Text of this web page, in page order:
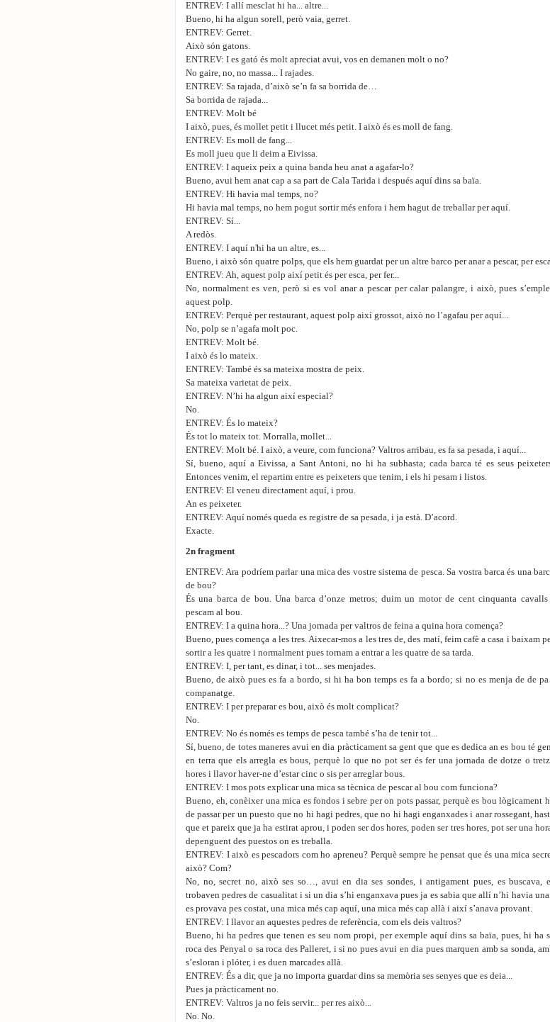
ENTREV: I allí mesclat hi ha... altre...
Bueno, hi ha algun sorell, però vaia, gerret.
ENTREV: Gerret.
Això són gatons.
ENTREV: I es gató és molt apreciat avui, vos en demanen molt o no?
No gaire, no, no massa... I rajades.
ENTREV: Sa rajada, d’això se’n fa sa borrida de…
Sa borrida de rajada...
ENTREV: Molt bé
I això, pues, és mollet petit i llucet més petit. I això és es moll de fang.
ENTREV: Es moll de fang...
Es moll jueu que li deim a Eivissa.
ENTREV: I aqueix peix a quina banda heu anat a agafar-lo?
Bueno, avui hem anat cap a sa part de Cala Tarida i después aquí dins sa baïa.
ENTREV: Hi havia mal temps, no?
Hi havia mal temps, no hem pogut sortir més enfora i hem hagut de treballar per aquí.
ENTREV: Sí...
A redòs.
ENTREV: I aquí n'hi ha un altre, es...
Bueno, i això són quatre polps, que els hem guardat per un altre barco per anar a pescar, per
ENTREV: Ah, aquest polp així petit és per esca, per fer...
No, normalment es ven, però si es vol anar a pescar per calar palangre, i això, pues
aquest polp.
ENTREV: Perquè per restaurant, aquest polp així grossot, això no l’agafau per aquí...
No, polp se n’agafa molt poc.
ENTREV: Molt bé.
I això és lo mateix.
ENTREV: També és sa mateixa mostra de peix.
Sa mateixa varietat de peix.
ENTREV: N’hi ha algun així especial?
No.
ENTREV: És lo mateix?
És tot lo mateix tot. Morralla, mollet...
ENTREV: Molt bé. I això, a veure, com funciona? Valtros arribau, es fa sa pesada, i aquí...
Sí, bueno, aquí a Eivissa, a Sant Antoni, no hi ha subhasta; cada barca té es seus
Entonces venim, el repartim entre es peixeters que tenim, i els hi pesam i listos.
ENTREV: El veneu directament aquí, i prou.
An es peixeter.
ENTREV: Aquí només queda es registre de sa pesada, i ja està. D’acord.
Exacte.
2n fragment
ENTREV: Ara podríem parlar una mica des vostre sistema de pesca. Sa vostra barca és una
de bou?
És una barca de bou. Una barca d’onze metros; duim un motor de cent cinquanta
pescam al bou.
ENTREV: I a quina hora...? Una jornada per valtros de feina a quina hora comença?
Bueno, pues comença a les tres. Aixecar-mos a les tres de, des matí, feim cafè a casa i baixam
sortir a les quatre i normalment pues tornam a entrar a les quatre de sa tarda.
ENTREV: I, per tant, es dinar, i tot... ses menjades.
Bueno, de això pues es fa a bordo, si hi ha bon temps es fa a bordo; si no es menja de de
companatge.
ENTREV: I per preparar es bou, això és molt complicat?
No.
ENTREV: No és només es temps de pesca també s’ha de tenir tot...
Sí, bueno, de totes maneres avui en dia pràcticament sa gent que que es dedica an es bou té
en terra que els arregla es bous, perquè lo que no pot ser és fer una jornada de dotze o
hores i llavor haver-ne d’estar cinc o sis per arreglar bous.
ENTREV: I mos pots explicar una mica sa tècnica de pescar al bou com funciona?
Bueno, eh, conèixer una mica es fondos i sebre per on pots passar, perquè es bou lògicament
de passar per un puesto que no hi hagi pedres, que no hi hagi enganxades i anar rossegant,
que et pareix que ja ha estirat aprou, i poden ser dos hores, poden ser tres hores, pot ser una
depenguent des puestos on es treballa.
ENTREV: I això es pescadors com ho apreneu? Perquè sempre he pensat que és una mica
això? Com?
No, no, secret no, això ses so…, avui en dia ses sondes, i antigament pues, es buscava,
trobaven pedres de casualitat i si un dia s’hi enganxava pues ja es sabia que allí n’hi havia
es provava pes costat, una mica més cap aquí, una mica més cap allà i així s’anava provant.
ENTREV: I llavor an aquestes pedres de referència, com els deis valtros?
Bueno, hi ha pedres que tenen es seu nom propi, per exemple aquí dins sa baïa, pues, hi ha
roca des Penyal o sa roca des Palleret, i si no pues avui en dia pues marquen amb sa sonda,
s’esloran i plóter, i es duen marcades allà.
ENTREV: És a dir, que ja no importa guardar dins sa memòria ses senyes que es deia...
Pues ja pràcticament no.
ENTREV: Valtros ja no feis servir... per res això...
No. No.